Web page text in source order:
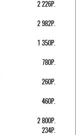
2 226Р.
2 982Р.
1 350Р.
780Р.
260Р.
460Р.
2 800Р.
234Р.